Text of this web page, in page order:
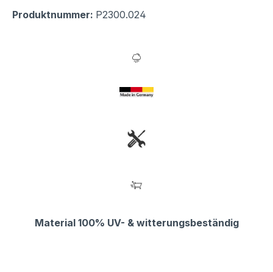
Produktnummer: P2300.024
Material 100% UV- & witterungsbeständig